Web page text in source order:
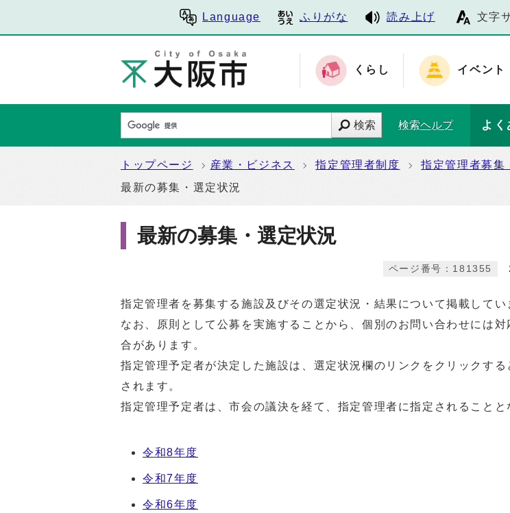
Language ふりがな 読み上げ 文字
くらし イベント
検索 検索ヘルプ よく
トップページ 産業・ビジネス 指定管理者制度 指定管理者募集
最新の募集・選定状況
最新の募集・選定状況
ページ番号：181355
指定管理者を募集する施設及びその選定状況・結果について掲載してい
なお、原則として公募を実施することから、個別のお問い合わせには対
合があります。
指定管理予定者が決定した施設は、選定状況欄のリンクをクリックする
されます。
指定管理予定者は、市会の議決を経て、指定管理者に指定されることと
令和8年度
令和7年度
令和6年度